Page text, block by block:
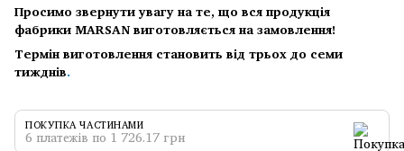
Просимо звернути увагу на те, що вся продукція
фабрики MARSAN виготовляється на замовлення!
Термін виготовлення становить від трьох до семи
тижднів.
ПОКУПКА ЧАСТИНАМИ
6 платежів по 1 726.17 грн